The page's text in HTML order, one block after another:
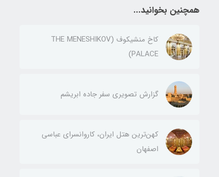
همچنین بخوانید...
کاخ منشیکوف (THE MENESHIKOV
PALACE)
گزارش تصویری سفر جاده ابریشم
کهن‌ترین هتل ایران، کاروانسرای عباسی
اصفهان